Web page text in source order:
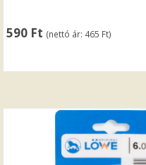
590 Ft (nettó ár: 465 Ft)